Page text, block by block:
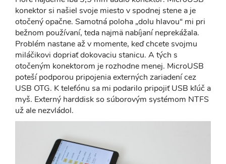
konektor si našiel svoje miesto v spodnej stene a je
otočený opačne. Samotná poloha „dolu hlavou“ mi pri
bežnom používaní, teda najmä nabíjaní neprekážala.
Problém nastane až v momente, keď chcete svojmu
miláčikovi dopriať dokovaciu stanicu. A tých s
otočeným konektorom je rozhodne menej. MicroUSB
poteší podporou pripojenia externých zariadení cez
USB OTG. K telefónu sa mi podarilo pripojiť USB kľúč a
myš. Externý harddisk so súborovým systémom NTFS
už ale nezvládol.